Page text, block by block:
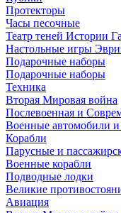
Протекторы
Часы песочные
Театр теней Истории
Настольные игры
Подарочные наборы
Подарочные наборы
Техника
Вторая Мировая война
Послевоенная и
Военные автомобили и
Корабли
Парусные и
Военные корабли
Подводные лодки
Великие
Авиация